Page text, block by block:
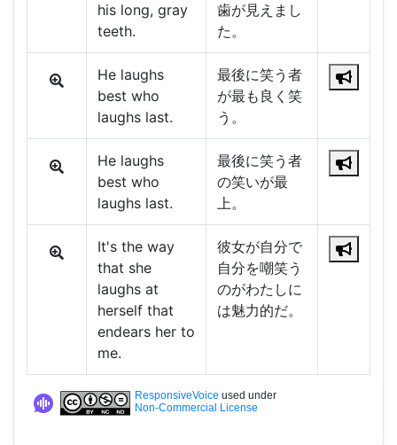
his long, gray
teeth.
歯が見えまし
た。
He laughs
best who
laughs last.
最後に笑う者
が最も良く笑
う。
He laughs
best who
laughs last.
最後に笑う者
の笑いが最
上。
It's the way
that she
laughs at
herself that
endears her to
me.
彼女が自分で
自分を嘲笑う
のがわたしに
は魅力的だ。
ResponsiveVoice used under
Non-Commercial License